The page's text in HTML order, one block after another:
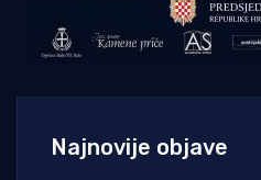
Najnovije objave